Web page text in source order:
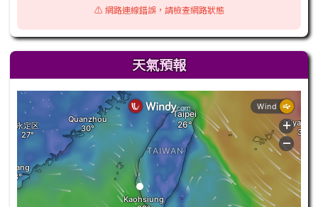
⚠️ 網路連線錯誤，請檢查網路狀態
天氣預報